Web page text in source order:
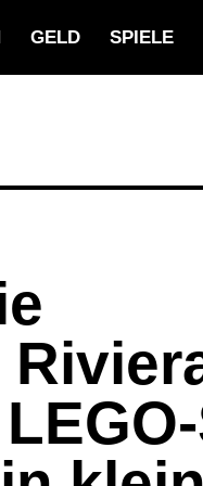
GELD SPIELE